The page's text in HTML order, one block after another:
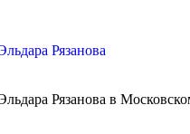
Рязанова
Рязанова в